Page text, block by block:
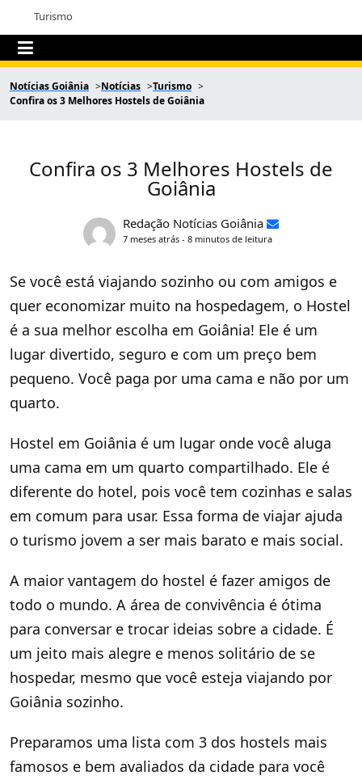
Turismo
Notícias Goiânia Notícias
Turismo
Confira os 3 Melhores Hostels de Goiânia
Confira os 3 Melhores Hostels de
Goiânia
Redação Notícias Goiânia
7 meses atrás - 8 minutos de leitura
Se você está viajando sozinho ou com amigos e
quer economizar muito na hospedagem, o Hostel
é a sua melhor escolha em Goiânia! Ele é um
lugar divertido, seguro e com um preço bem
pequeno. Você paga por uma cama e não por um
quarto.
Hostel em Goiânia é um lugar onde você aluga
uma cama em um quarto compartilhado. Ele é
diferente do hotel, pois você tem cozinhas e salas
em comum para usar. Essa forma de viajar ajuda
o turismo jovem a ser mais barato e mais social.
A maior vantagem do hostel é fazer amigos de
todo o mundo. A área de convivência é ótima
para conversar e trocar ideias sobre a cidade. É
um jeito mais alegre e menos solitário de se
hospedar, mesmo que você esteja viajando por
Goiânia sozinho.
Preparamos uma lista com 3 dos hostels mais
famosos e bem avaliados da cidade para você